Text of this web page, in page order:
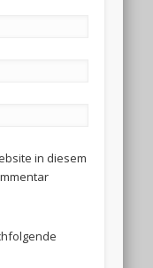
in diesem